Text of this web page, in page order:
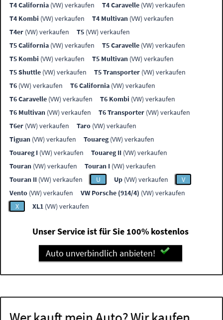
T4 California (VW) verkaufen T4 Caravelle (VW) verkaufen
T4 Kombi (VW) verkaufen T4 Multivan (VW) verkaufen
T4er (VW) verkaufen T5 (VW) verkaufen
T5 California (VW) verkaufen T5 Caravelle (VW) verkaufen
T5 Kombi (VW) verkaufen T5 Multivan (VW) verkaufen
T5 Shuttle (VW) verkaufen T5 Transporter (VW) verkaufen
T6 (VW) verkaufen T6 California (VW) verkaufen
T6 Caravelle (VW) verkaufen T6 Kombi (VW) verkaufen
T6 Multivan (VW) verkaufen T6 Transporter (VW) verkaufen
T6er (VW) verkaufen Taro (VW) verkaufen
Tiguan (VW) verkaufen Touareg(VW) verkaufen
Touareg I (VW) verkaufen Touareg II (VW) verkaufen
Touran (VW) verkaufen Touran I (VW) verkaufen
Touran II (VW) verkaufen U Up (VW) verkaufen
V
Vento (VW) verkaufen VW Porsche (914/4) (VW) verkaufen
X
XL1 (VW) verkaufen
Unser Service ist für Sie 100% kostenlos
Auto unverbindlich anbieten!